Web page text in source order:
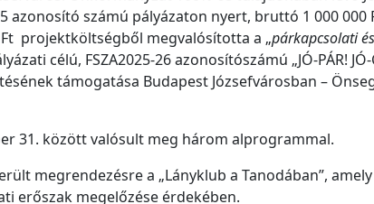
azonosító számú pályázaton nyert, bruttó 1 000
projektköltségből megvalósította a „párkapcsolati
célú, FSZA2025-26 azonosítószámú „JÓ-PÁR!
támogatása Budapest Józsefvárosban –
31. között valósult meg három alprogrammal.
megrendezésre a „Lányklub a Tanodában”,
erőszak megelőzése érdekében.